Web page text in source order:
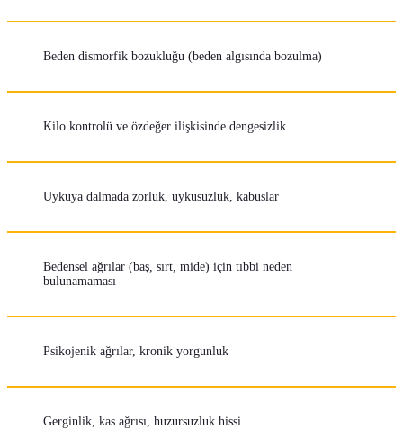
Beden dismorfik bozukluğu (beden algısında bozulma)
Kilo kontrolü ve özdeğer ilişkisinde dengesizlik
Uykuya dalmada zorluk, uykusuzluk, kabuslar
Bedensel ağrılar (baş, sırt, mide) için tıbbi neden
bulunamaması
Psikojenik ağrılar, kronik yorgunluk
Gerginlik, kas ağrısı, huzursuzluk hissi